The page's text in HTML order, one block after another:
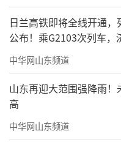
日兰高铁即将全线开通
公布！乘G2103次列车，
时到达
中华网山东频道
山东再迎大范围强降雨
高
中华网山东频道